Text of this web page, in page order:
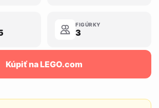
FIGÚRKY
3
Kúpiť na LEGO.com